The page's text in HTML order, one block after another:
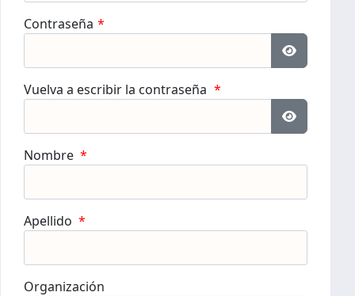
Contraseña *
Mostrar
Vuelva a escribir la contraseña *
Mostrar
Nombre *
Apellido *
Organización